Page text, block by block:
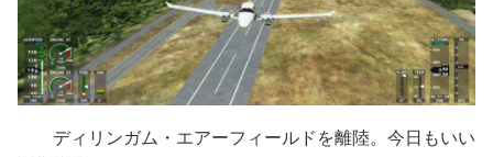
ディリンガム・エアーフィールドを離陸。今日もいい